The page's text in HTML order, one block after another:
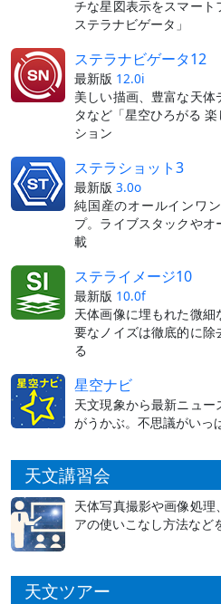
チな星図表示をスマート
ステラナビゲータ」
ステラナビゲータ12
最新版 12.0i
美しい描画、豊富な天体
タなど「星空ひろがる
ション
ステラショット3
最新版 3.0o
純国産のオールインワ
プ。ライブスタックや
載
ステライメージ10
最新版 10.0f
天体画像に埋もれた微
要なノイズは徹底的に
る
星空ナビ
天文現象から最新ニュ
がうかぶ。不思議がいっ
天文講習会
天体写真撮影や画像処理
アの使いこなし方法など
天文ツアー